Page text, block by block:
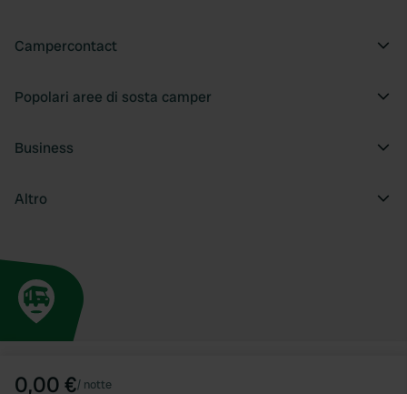
0,00 €/ notte
Campercontact
Popolari aree di sosta camper
Business
Altro